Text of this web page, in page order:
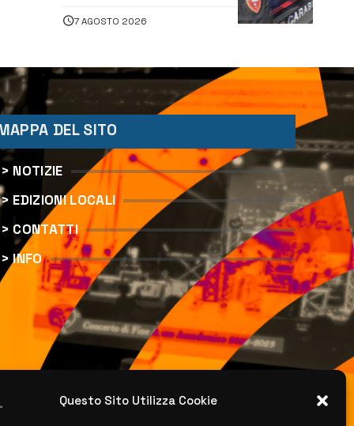
Questo Sito Utilizza Cookie
7 AGOSTO 2026
DEL SITO
> NOTIZIE
> EDIZIONI LOCALI
> CONTATTI
> INFO